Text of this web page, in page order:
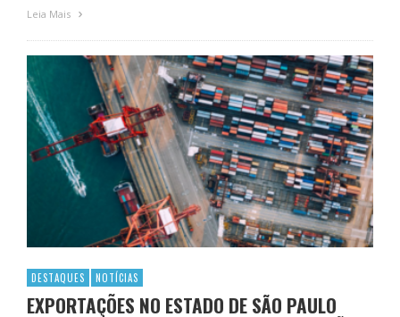
Leia Mais
DESTAQUES NOTÍCIAS
EXPORTAÇÕES NO ESTADO DE SÃO PAULO